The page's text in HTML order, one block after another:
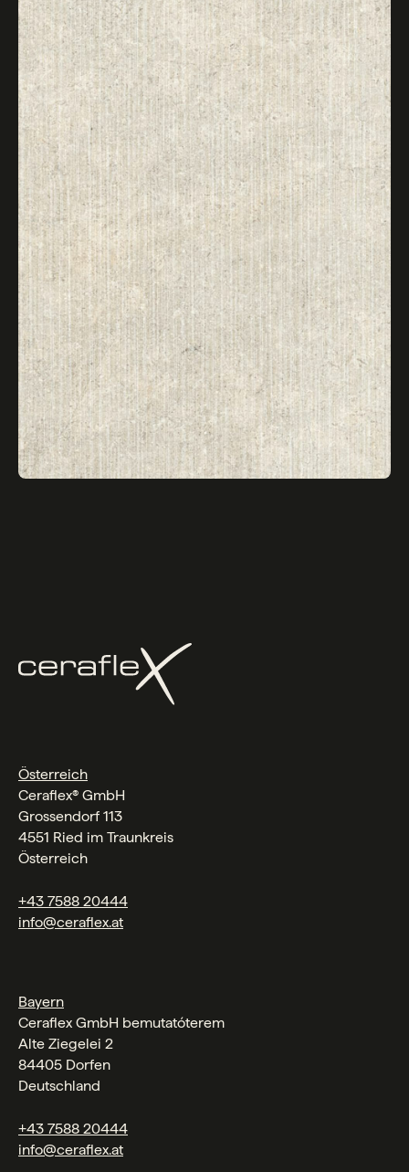
Österreich
Ceraflex® GmbH
Grossendorf 113
4551 Ried im Traunkreis
Österreich
+43 7588 20444
info@ceraflex.at
Bayern
Ceraflex GmbH bemutatóterem
Alte Ziegelei 2
84405 Dorfen
Deutschland
+43 7588 20444
info@ceraflex.at